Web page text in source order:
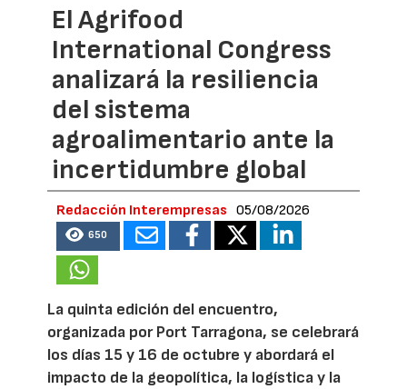
El Agrifood
International Congress
analizará la resiliencia
del sistema
agroalimentario ante la
incertidumbre global
Redacción Interempresas 05/08/2026
650
La quinta edición del encuentro,
organizada por Port Tarragona, se celebrará
los días 15 y 16 de octubre y abordará el
impacto de la geopolítica, la logística y la